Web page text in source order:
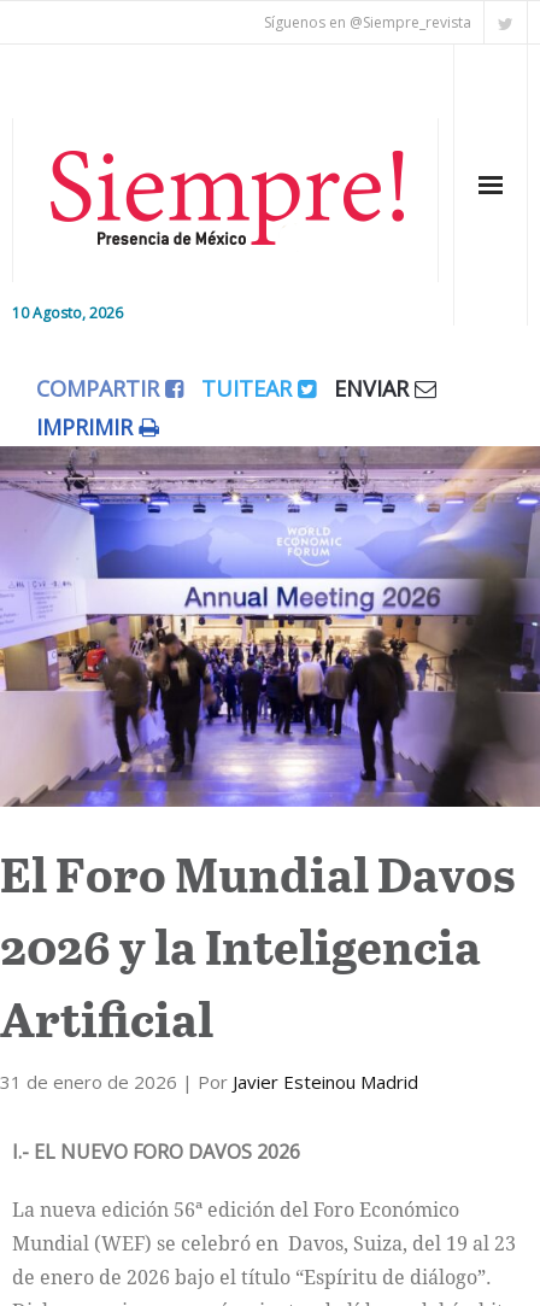
Síguenos en @Siempre_revista
10 Agosto, 2026
Editorial
Nacional
Colaboradores
Internacional
Cultura
COMPARTIR TUITEAR
ENVIAR
IMPRIMIR
El Foro Mundial Davos
2026 y la Inteligencia
Artificial
31 de enero de 2026 | Por Javier Esteinou Madrid
I.- EL NUEVO FORO DAVOS 2026
La nueva edición 56ª edición del Foro Económico
Mundial (WEF) se celebró en Davos, Suiza, del 19 al 23
de enero de 2026 bajo el título “Espíritu de diálogo”.